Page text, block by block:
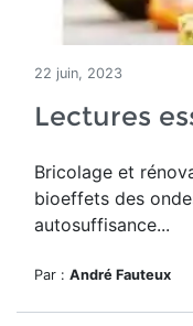
22 juin, 2023
Lectures
Bricolage et
bioeffets des
autosuffisance...
Par : André Fauteux